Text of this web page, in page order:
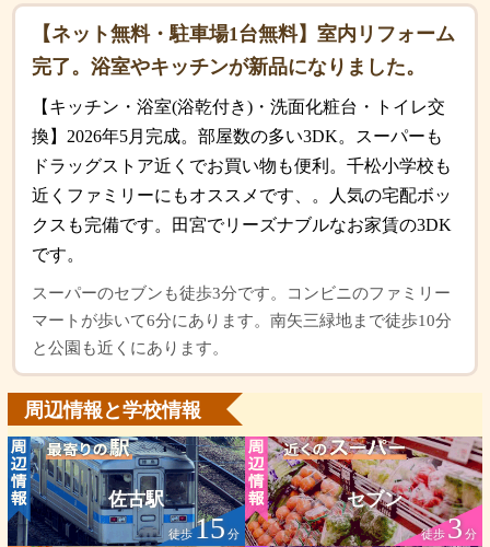
【ネット無料・駐車場1台無料】室内リフォーム
完了。浴室やキッチンが新品になりました。
【キッチン・浴室(浴乾付き)・洗面化粧台・トイレ交
換】2026年5月完成。部屋数の多い3DK。スーパーも
ドラッグストア近くでお買い物も便利。千松小学校も
近くファミリーにもオススメです、。人気の宅配ボッ
クスも完備です。田宮でリーズナブルなお家賃の3DK
です。
スーパーのセブンも徒歩3分です。コンビニのファミリー
マートが歩いて6分にあります。南矢三緑地まで徒歩10分
と公園も近くにあります。
周辺情報と学校情報
佐古駅
徒歩15 分
セブン
徒歩3分